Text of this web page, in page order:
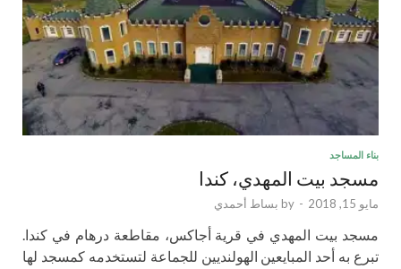
بناء المساجد
مسجد بيت المهدي، كندا
مايو 15, 2018 -
by بساط أحمدي
مسجد بيت المهدي في قرية أجاكس، مقاطعة درهام في كندا.
تبرع به أحد المبايعين الهولنديين للجماعة لتستخدمه كمسجد لها